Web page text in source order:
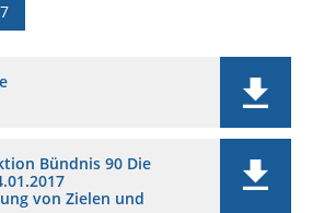
Bündnis 90 Die
von Zielen und